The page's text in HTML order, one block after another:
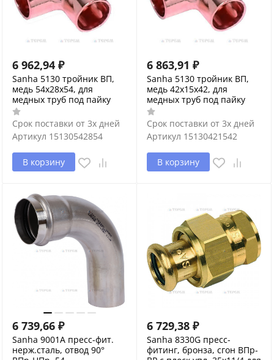
6 962,94 ₽
Sanha 5130 тройник ВП,
медь 54x28x54, для
медных труб под пайку
Срок поставки от 3х дней
Артикул 15130542854
В корзину
6 863,91 ₽
Sanha 5130 тройник ВП,
медь 42x15x42, для
медных труб под пайку
Срок поставки от 3х дней
Артикул 15130421542
В корзину
6 739,66 ₽
Sanha 9001A пресс-фит.
нерж.сталь, отвод 90°
6 729,38 ₽
Sanha 8330G пресс-
фитинг, бронза, сгон ВПр-